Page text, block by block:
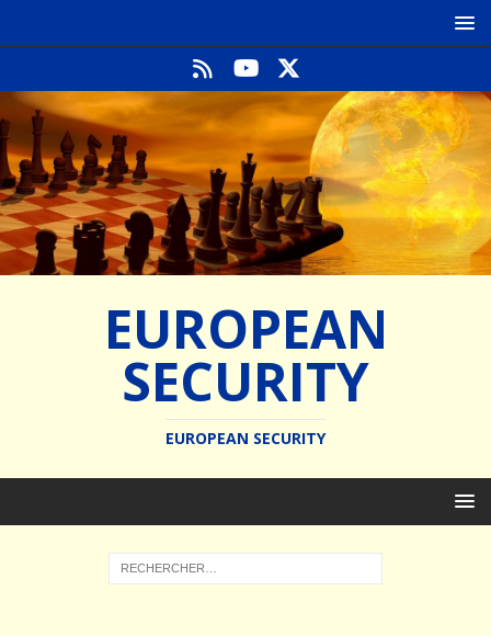
EUROPEAN
SECURITY
EUROPEAN SECURITY